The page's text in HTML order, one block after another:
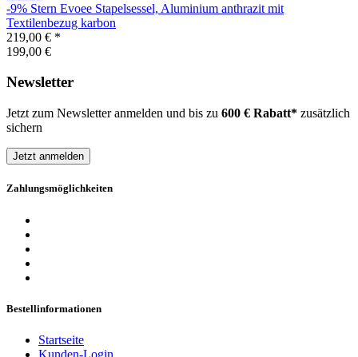
-9% Stern Evoee Stapelsessel, Aluminium anthrazit mit
Textilenbezug karbon
219,00 € *
199,00 €
Newsletter
Jetzt zum Newsletter anmelden und bis zu 600 € Rabatt* zusätzlich
sichern
Jetzt anmelden
Zahlungsmöglichkeiten
Bestellinformationen
Startseite
Kunden-Login